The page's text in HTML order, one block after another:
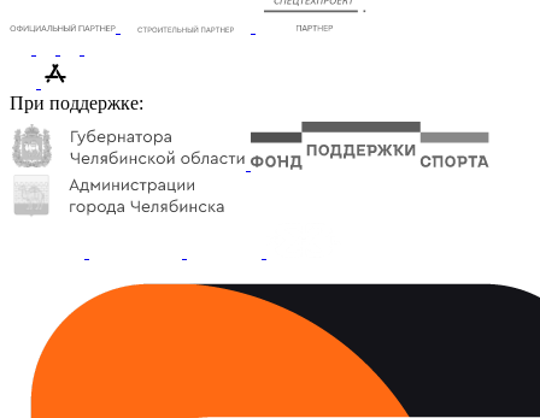
При поддержке: